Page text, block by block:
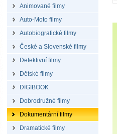
Animované filmy
Auto-Moto filmy
Autobiografické filmy
České a Slovenské filmy
Detektivní filmy
Dětské filmy
DIGIBOOK
Dobrodružné filmy
Dokumentární filmy
Dramatické filmy